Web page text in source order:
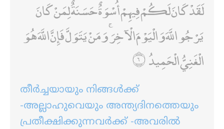
لَقَدْ كَانَ لَكُمْ فِيهِمْ أُسْوَةٌ حَسَنَةٌ لِمَنْ كَانَ
يَرْجُو اللَّهَ وَالْيَوْمَ الْآخِرَ ۚ وَمَنْ يَتَوَلَّ فَإِنَّ اللَّهَ هُوَ
الْغَنِيُّ الْحَمِيدُ
തീര്‍ച്ചയായും നിങ്ങള്‍ക്ക്
-അല്ലാഹുവെയും അന്ത്യദിനത്തെയും
പ്രതീക്ഷിക്കുന്നവര്‍ക്ക് -അവരില്‍